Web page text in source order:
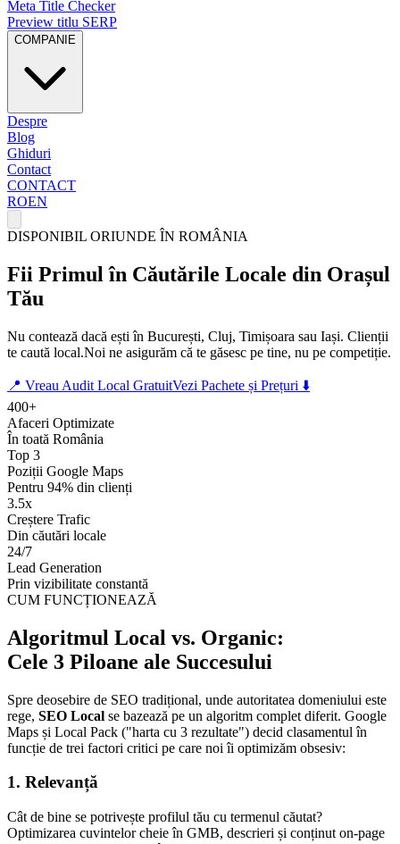
Meta Title Checker
Preview titlu SERP
COMPANIE
Despre
Blog
Ghiduri
Contact
CONTACT
ROEN
DISPONIBIL ORIUNDE ÎN ROMÂNIA
Fii Primul în Căutările Locale din Orașul
Tău
Nu contează dacă ești în București, Cluj, Timișoara sau Iași. Clienții
te caută local.Noi ne asigurăm că te găsesc pe tine, nu pe competiție.
📍 Vreau Audit Local GratuitVezi Pachete și Prețuri ⬇️
400+
Afaceri Optimizate
În toată România
Top 3
Poziții Google Maps
Pentru 94% din clienți
3.5x
Creștere Trafic
Din căutări locale
24/7
Lead Generation
Prin vizibilitate constantă
CUM FUNCȚIONEAZĂ
Algoritmul Local vs. Organic:
Cele 3 Piloane ale Succesului
Spre deosebire de SEO tradițional, unde autoritatea domeniului este
rege, SEO Local se bazează pe un algoritm complet diferit. Google
Maps și Local Pack ("harta cu 3 rezultate") decid clasamentul în
funcție de trei factori critici pe care noi îi optimizăm obsesiv:
1. Relevanță
Cât de bine se potrivește profilul tău cu termenul căutat?
Optimizarea cuvintelor cheie în GMB, descrieri și conținut on-page